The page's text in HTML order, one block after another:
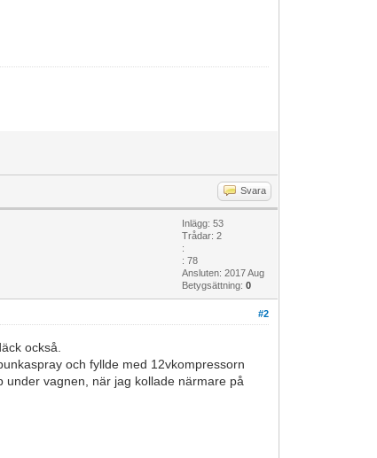
Svara
Inlägg: 53
Trådar: 2
:
: 78
Ansluten: 2017 Aug
Betygsättning:0
#2
också.
och fyllde med 12vkompressorn
vagnen, när jag kollade närmare på